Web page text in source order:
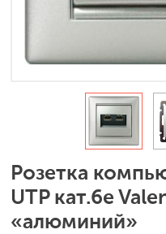
Розетка
UTP кат.6e
«алюминий»